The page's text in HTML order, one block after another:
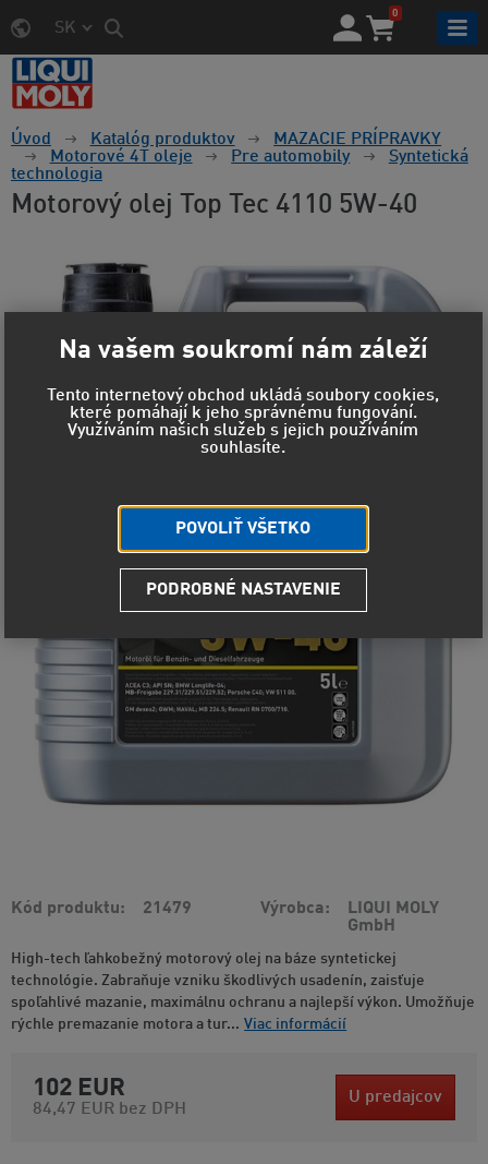
SK
0
Úvod Katalóg produktov
MAZACIE PRÍPRAVKY
Motorové 4T oleje
Pre automobily
Syntetická
technologia
Motorový olej Top Tec 4110 5W-40
Kód produktu 21479 Výrobca
LIQUI MOLY
GmbH
High-tech ľahkobežný motorový olej na báze syntetickej
technológie. Zabraňuje vzniku škodlivých usadenín, zaisťuje
spoľahlivé mazanie, maximálnu ochranu a najlepší výkon. Umožňuje
rýchle premazanie motora a tur... Viac informácií
102 EUR
84,47 EUR bez DPH
U predajcov
Na vašem soukromí nám záleží
Tento internetový obchod ukládá soubory cookies,
které pomáhají k jeho správnému fungování.
Využíváním našich služeb s jejich používáním
souhlasíte.
POVOLIŤ VŠETKO
PODROBNÉ NASTAVENIE